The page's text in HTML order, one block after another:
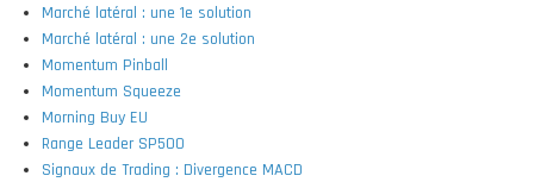
Marché latéral : une 1e solution
Marché latéral : une 2e solution
Momentum Pinball
Momentum Squeeze
Morning Buy EU
Range Leader SP500
Signaux de Trading : Divergence MACD